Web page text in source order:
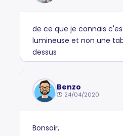
de ce que je connais
lumineuse et non une
dessus
Benzo
24/04/2020
Bonsoir,